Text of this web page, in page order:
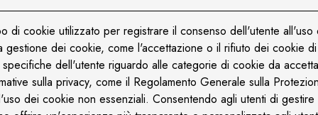
di cookie utilizzato per registrare il consenso dell'utente
dei cookie, come l'accettazione o il rifiuto dei cookie
dell'utente riguardo alle categorie di cookie da
sulla privacy, come il Regolamento Generale sulla
dei cookie non essenziali. Consentendo agli utenti di